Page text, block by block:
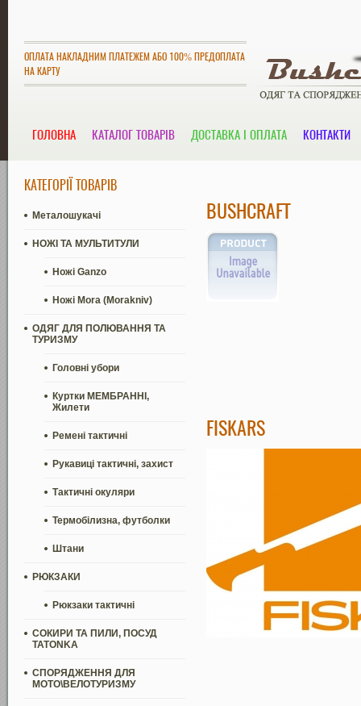
ОПЛАТА НАКЛАДНИМ ПЛАТЕЖЕМ АБО 100% ПРЕДОПЛАТА
НА КАРТУ
ГОЛОВНА КАТАЛОГ ТОВАРІВ ДОСТАВКА І ОПЛАТА КОНТАКТИ
КАТЕГОРІЇ ТОВАРІВ
Металошукачі
НОЖІ ТА МУЛЬТИТУЛИ
Ножі Ganzo
Ножі Mora (Morakniv)
ОДЯГ ДЛЯ ПОЛЮВАННЯ ТА
ТУРИЗМУ
Головні убори
Куртки МЕМБРАННІ,
Жилети
Ремені тактичні
Рукавиці тактичні, захист
Тактичні окуляри
Термобілизна, футболки
Штани
РЮКЗАКИ
Рюкзаки тактичні
СОКИРИ ТА ПИЛИ, ПОСУД
TATONKA
СПОРЯДЖЕННЯ ДЛЯ
МОТО\ВЕЛОТУРИЗМУ
BUSHCRAFT
FISKARS